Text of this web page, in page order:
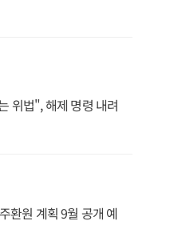
위법", 해제 명령 내려
환원 계획 9월 공개 예